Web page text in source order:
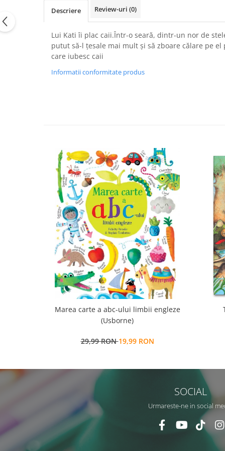
Descriere Review-uri (0)
Lui Kati îi plac caii.Într-o seară, dintr-un nor de
putut să-l ţesale mai mult și să zboare călare pe
care iubesc caii
Informatii conformitate produs
Marea carte a abc-ului limbii engleze
(Usborne)
29,99 RON19,99 RON
SOCIAL
Urmareste-ne in social